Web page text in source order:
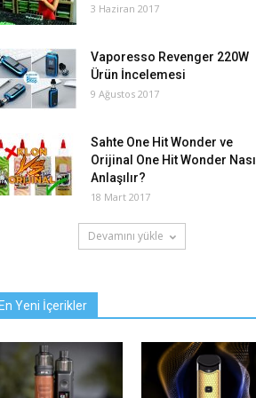
3 Haziran 2017
Vaporesso Revenger 220W
Ürün İncelemesi
9 Ağustos 2017
Sahte One Hit Wonder ve
Orijinal One Hit Wonder Nasıl
Anlaşılır?
18 Mart 2017
Devamını yükle
Yeni İçerikler